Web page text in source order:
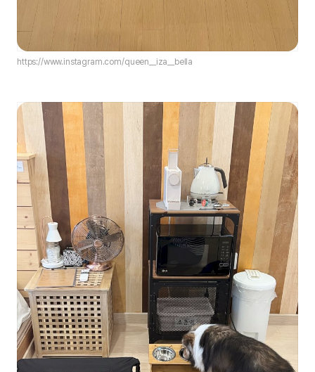
https://www.instagram.com/queen__iza__bella